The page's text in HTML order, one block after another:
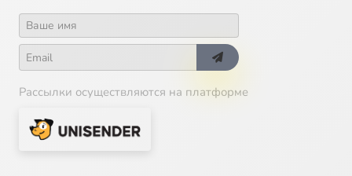
15 Проделки Софи, 15
17 Проделки Софи, 17
18 Проделки Софи, 18
Рассылки осуществляются на платформе